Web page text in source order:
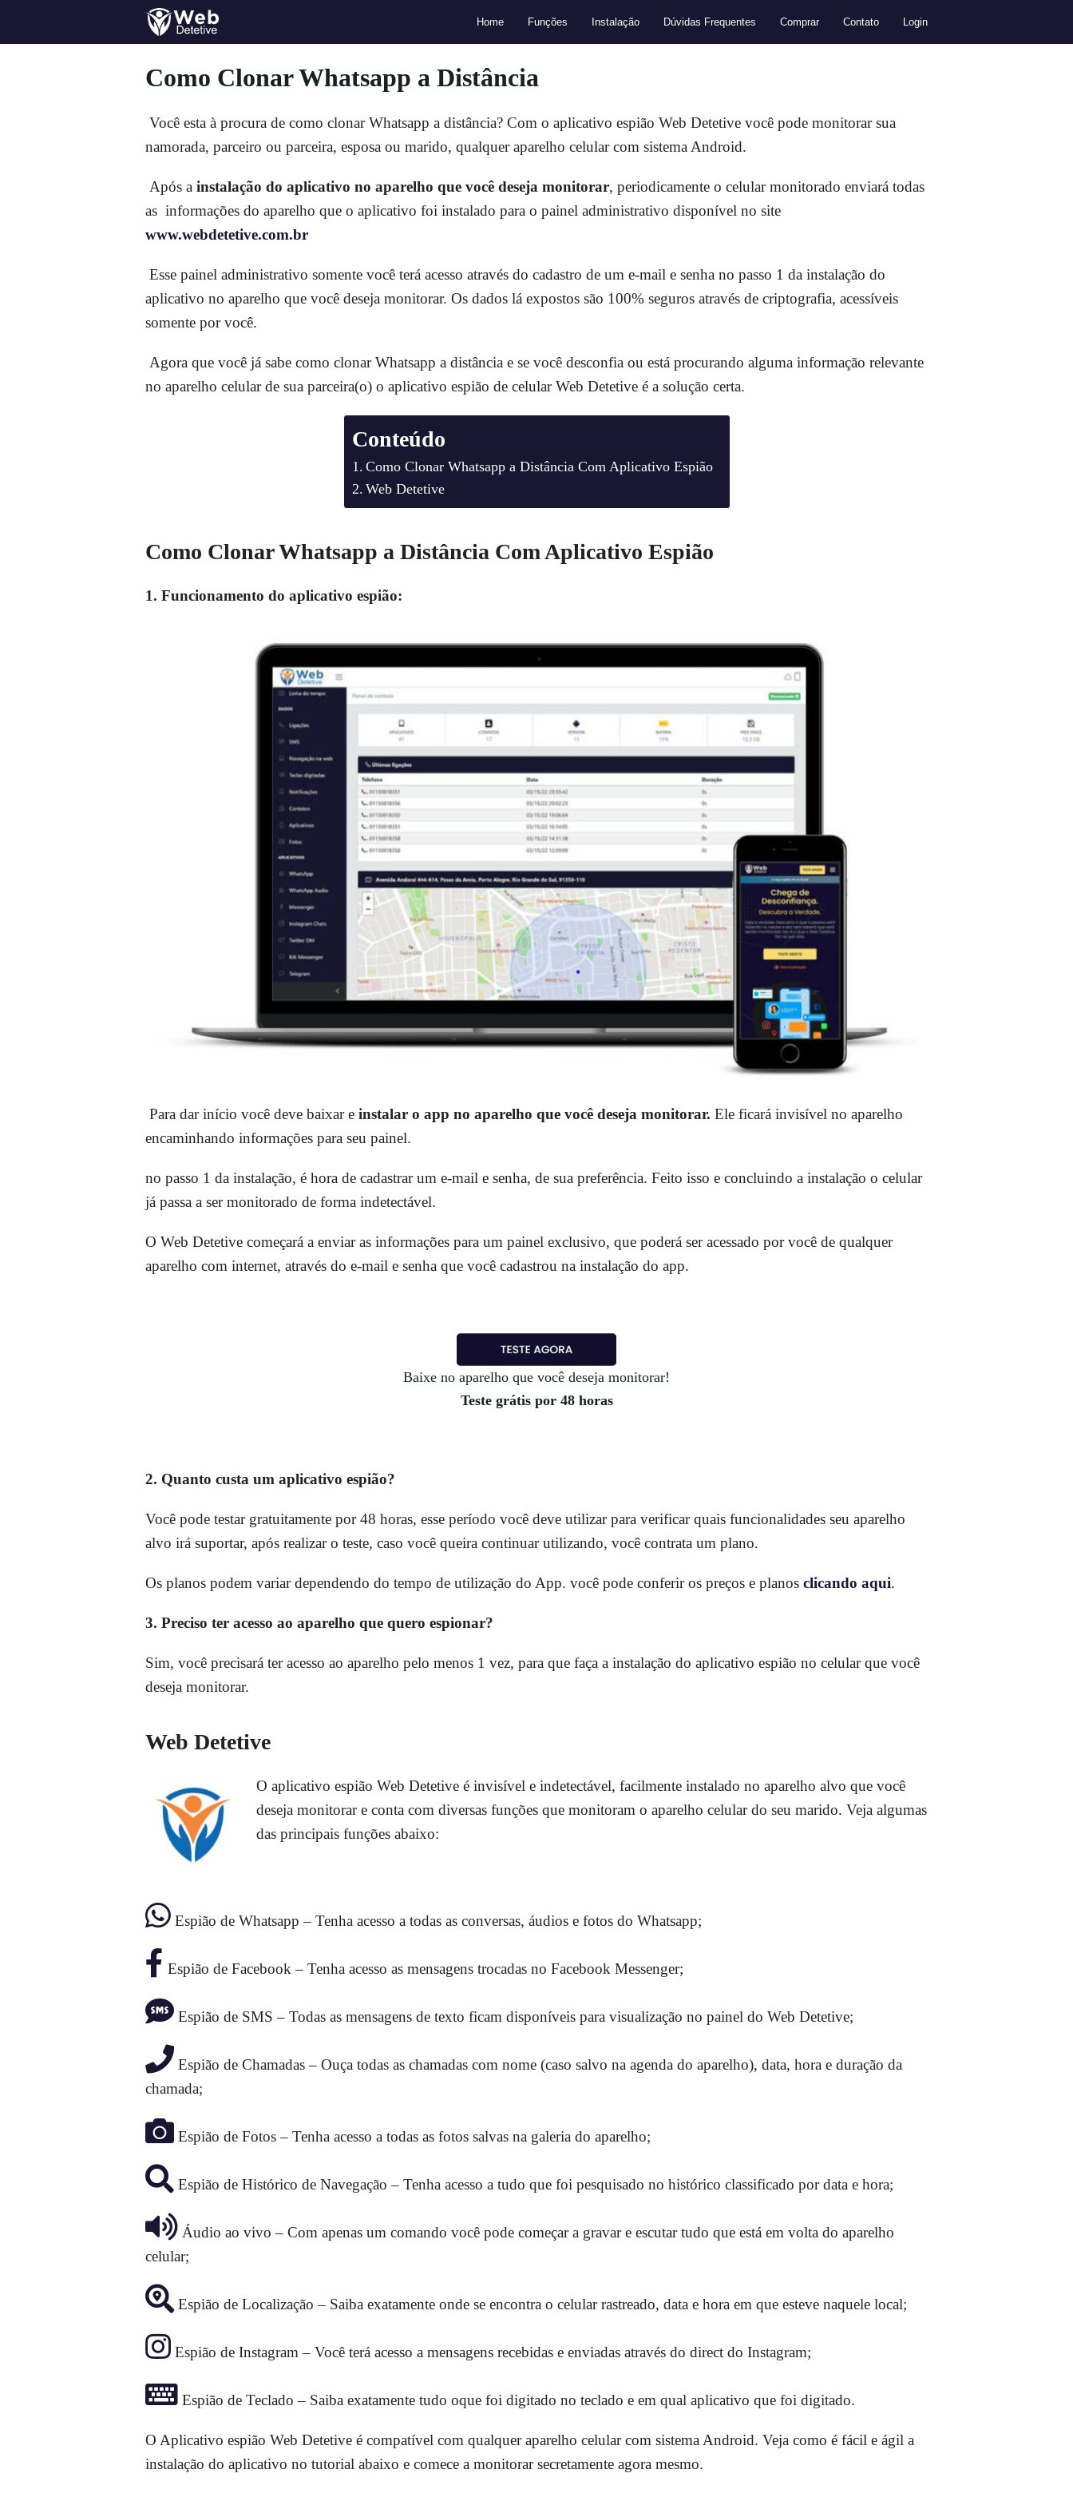
Home Funções Instalação Dúvidas Frequentes Comprar Contato Login
Como Clonar Whatsapp a Distância
Você esta à procura de como clonar Whatsapp a distância? Com o aplicativo espião Web Detetive você pode monitorar sua
namorada, parceiro ou parceira, esposa ou marido, qualquer aparelho celular com sistema Android.
Após a instalação do aplicativo no aparelho que você deseja monitorar, periodicamente o celular monitorado enviará todas
as informações do aparelho que o aplicativo foi instalado para o painel administrativo disponível no site
www.webdetetive.com.br
Esse painel administrativo somente você terá acesso através do cadastro de um e-mail e senha no passo 1 da instalação do
aplicativo no aparelho que você deseja monitorar. Os dados lá expostos são 100% seguros através de criptografia, acessíveis
somente por você.
Agora que você já sabe como clonar Whatsapp a distância e se você desconfia ou está procurando alguma informação relevante
no aparelho celular de sua parceira(o) o aplicativo espião de celular Web Detetive é a solução certa.
Conteúdo
Como Clonar Whatsapp a Distância Com Aplicativo Espião
Web Detetive
Como Clonar Whatsapp a Distância Com Aplicativo Espião
1. Funcionamento do aplicativo espião:
Para dar início você deve baixar e instalar o app no aparelho que você deseja monitorar. Ele ficará invisível no aparelho
encaminhando informações para seu painel.
no passo 1 da instalação, é hora de cadastrar um e-mail e senha, de sua preferência. Feito isso e concluindo a instalação o celular
já passa a ser monitorado de forma indetectável.
O Web Detetive começará a enviar as informações para um painel exclusivo, que poderá ser acessado por você de qualquer
aparelho com internet, através do e-mail e senha que você cadastrou na instalação do app.
Baixe no aparelho que você deseja monitorar!
Teste grátis por 48 horas
2. Quanto custa um aplicativo espião?
Você pode testar gratuitamente por 48 horas, esse período você deve utilizar para verificar quais funcionalidades seu aparelho
alvo irá suportar, após realizar o teste, caso você queira continuar utilizando, você contrata um plano.
Os planos podem variar dependendo do tempo de utilização do App. você pode conferir os preços e planos clicando aqui.
3. Preciso ter acesso ao aparelho que quero espionar?
Sim, você precisará ter acesso ao aparelho pelo menos 1 vez, para que faça a instalação do aplicativo espião no celular que você
deseja monitorar.
Web Detetive
O aplicativo espião Web Detetive é invisível e indetectável, facilmente instalado no aparelho alvo que você
deseja monitorar e conta com diversas funções que monitoram o aparelho celular do seu marido. Veja algumas
das principais funções abaixo:
Espião de Whatsapp – Tenha acesso a todas as conversas, áudios e fotos do Whatsapp;
Espião de Facebook – Tenha acesso as mensagens trocadas no Facebook Messenger;
Espião de SMS – Todas as mensagens de texto ficam disponíveis para visualização no painel do Web Detetive;
Espião de Chamadas – Ouça todas as chamadas com nome (caso salvo na agenda do aparelho), data, hora e duração da
chamada;
Espião de Fotos – Tenha acesso a todas as fotos salvas na galeria do aparelho;
Espião de Histórico de Navegação – Tenha acesso a tudo que foi pesquisado no histórico classificado por data e hora;
Áudio ao vivo – Com apenas um comando você pode começar a gravar e escutar tudo que está em volta do aparelho
celular;
Espião de Localização – Saiba exatamente onde se encontra o celular rastreado, data e hora em que esteve naquele local;
Espião de Instagram – Você terá acesso a mensagens recebidas e enviadas através do direct do Instagram;
Espião de Teclado – Saiba exatamente tudo oque foi digitado no teclado e em qual aplicativo que foi digitado.
O Aplicativo espião Web Detetive é compatível com qualquer aparelho celular com sistema Android. Veja como é fácil e ágil a
instalação do aplicativo no tutorial abaixo e comece a monitorar secretamente agora mesmo.